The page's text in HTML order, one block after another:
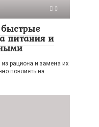
0
питания и
рациона и замена их
повлиять на